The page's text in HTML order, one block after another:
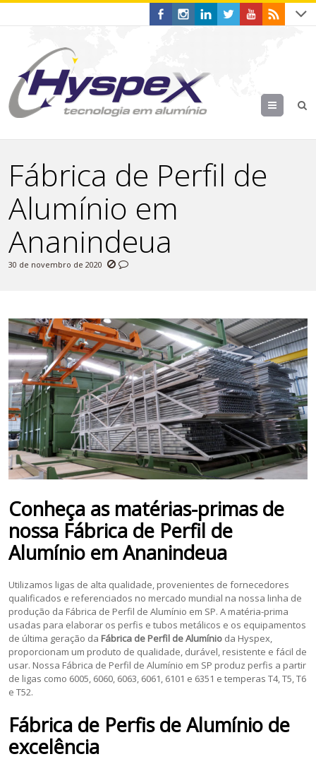
Menu
Fábrica de Perfil de
Alumínio em
Ananindeua
30 de novembro de 2020
Conheça as matérias-primas de
nossa Fábrica de Perfil de
Alumínio emAnanindeua
Utilizamos ligas de alta qualidade, provenientes de fornecedores
qualificados e referenciados no mercado mundial na nossa linha de
produção da Fábrica de Perfil de Alumínio em SP. A matéria-prima
usadas para elaborar os perfis e tubos metálicos e os equipamentos
de última geração da Fábrica de Perfil de Alumínio da Hyspex,
proporcionam um produto de qualidade, durável, resistente e fácil de
usar. Nossa Fábrica de Perfil de Alumínio em SP produz perfis a partir
de ligas como 6005, 6060, 6063, 6061, 6101 e 6351 e temperas T4, T5, T6
e T52.
Fábrica de Perfis de Alumínio de
excelência